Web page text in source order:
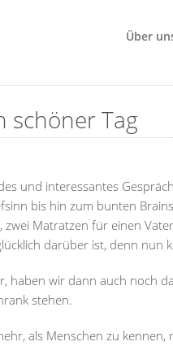
Über
schöner Tag
und interessantes
bis hin zum bunten
zwei Matratzen für einen
darüber ist, denn nun
haben wir dann auch noch
stehen.
als Menschen zu